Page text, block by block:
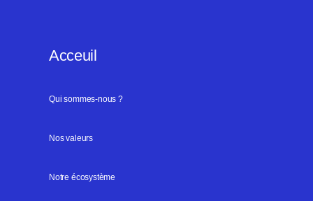
Acceuil
Qui sommes-nous ?
Nos valeurs
Notre écosystème